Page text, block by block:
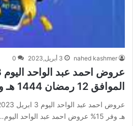
nahed kashmer 3 أبريل,2023 0
الموافق 12 رمضان 1444 هـ وفر 15%
هـ وفر 15% عروض احمد عبد الواحد اليوم…